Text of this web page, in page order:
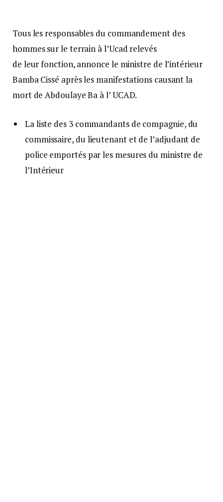
Tous les responsables du commandement des
hommes sur le terrain à l’Ucad relevés
de leur fonction, annonce le ministre de l’intérieur
Bamba Cissé après les manifestations causant la
mort de Abdoulaye Ba à l’ UCAD.
La liste des 3 commandants de compagnie, du
commissaire, du lieutenant et de l’adjudant de
police emportés par les mesures du ministre de
l’Intérieur